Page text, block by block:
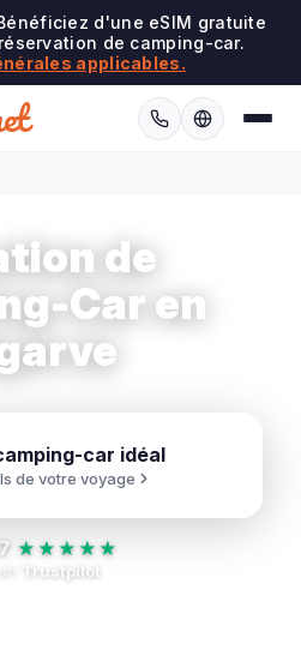
d'une eSIM gratuite
de camping-car.
applicables.
de
Car en
car idéal
de votre voyage
★★★★★
Trustpilot